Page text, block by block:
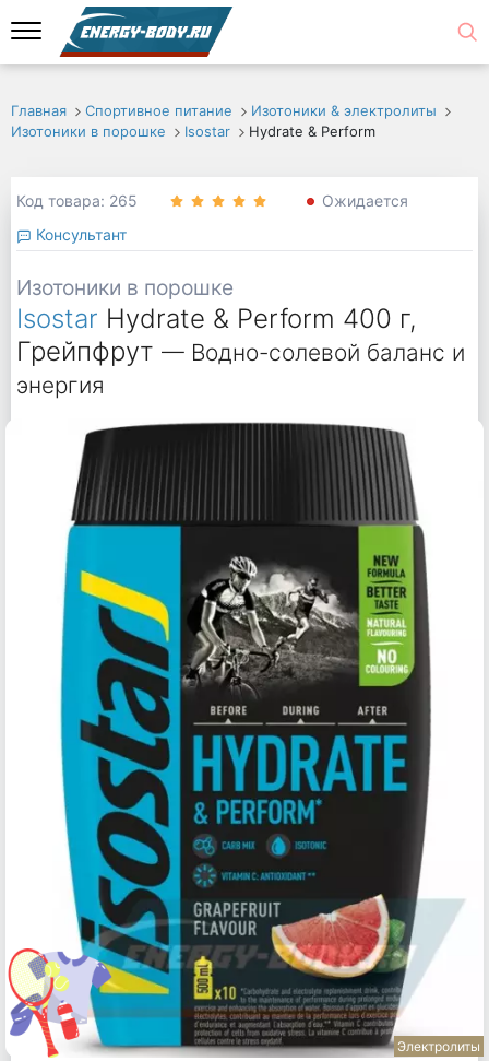
Главная Спортивное питание
Изотоники & электролиты
Изотоники в порошке
Isostar Hydrate & Perform
Код товара: 265
Ожидается
Консультант
Изотоники в порошке
Isostar Hydrate & Perform 400 г,
Грейпфрут — Водно-солевой баланс и
энергия
Электролиты